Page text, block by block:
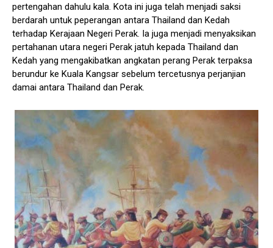
pertengahan dahulu kala. Kota ini juga telah menjadi saksi
berdarah untuk peperangan antara Thailand dan Kedah
terhadap Kerajaan Negeri Perak. Ia juga menjadi menyaksikan
pertahanan utara negeri Perak jatuh kepada Thailand dan
Kedah yang mengakibatkan angkatan perang Perak terpaksa
berundur ke Kuala Kangsar sebelum tercetusnya perjanjian
damai antara Thailand dan Perak.